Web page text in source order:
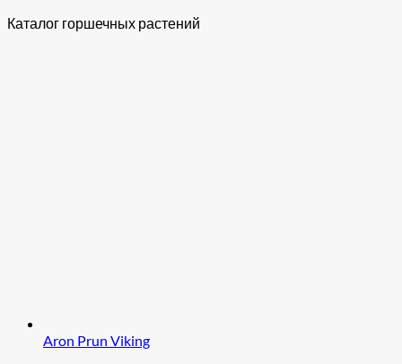
Каталог горшечных растений
Aron Prun Viking